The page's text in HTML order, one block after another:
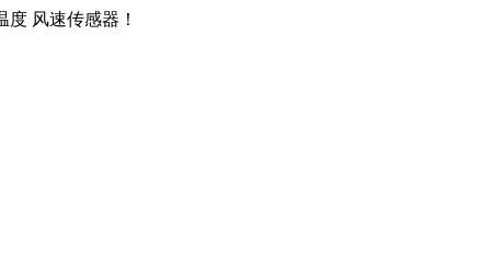
风速传感器！